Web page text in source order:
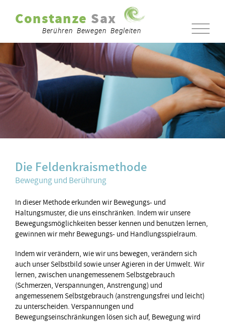
Constanze Sax
Berühren Bewegen Begleiten
Die Feldenkraismethode
Bewegung und Berührung
In dieser Methode erkunden wir Bewegungs- und
Haltungsmuster, die uns einschränken. Indem wir unsere
Bewegungsmöglichkeiten besser kennen und benutzen lernen,
gewinnen wir mehr Bewegungs- und Handlungsspielraum.
Indem wir verändern, wie wir uns bewegen, verändern sich
auch unser Selbstbild sowie unser Agieren in der Umwelt. Wir
lernen, zwischen unangemessenem Selbstgebrauch
(Schmerzen, Verspannungen, Anstrengung) und
angemessenem Selbstgebrauch (anstrengungsfrei und leicht)
zu unterscheiden. Verspannungen und
Bewegungseinschränkungen lösen sich auf, Bewegung wird